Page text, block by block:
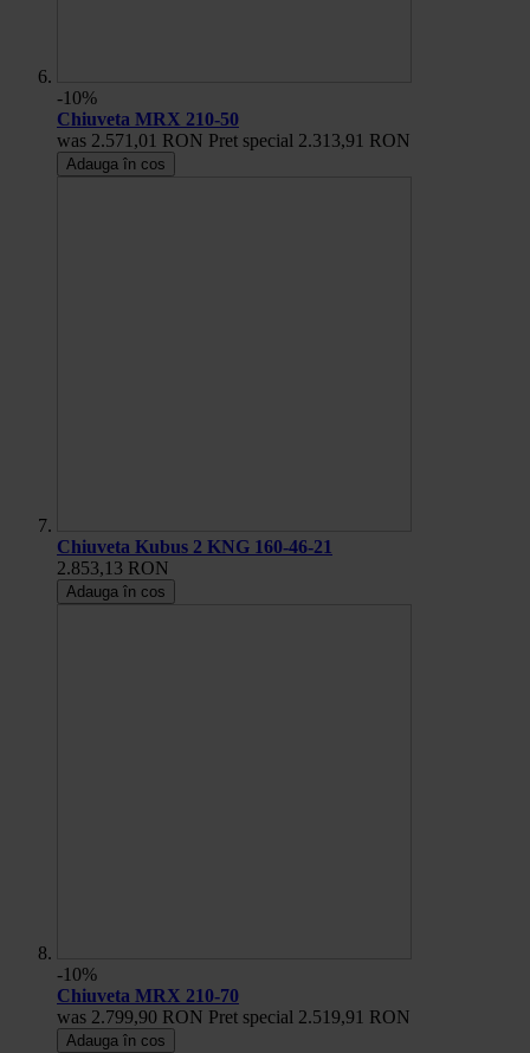
-10%
Chiuveta MRX 210-50
was 2.571,01 RON Pret special 2.313,91 RON
Adauga în cos
Chiuveta Kubus 2 KNG 160-46-21
2.853,13 RON
Adauga în cos
-10%
Chiuveta MRX 210-70
was 2.799,90 RON Pret special 2.519,91 RON
Adauga în cos